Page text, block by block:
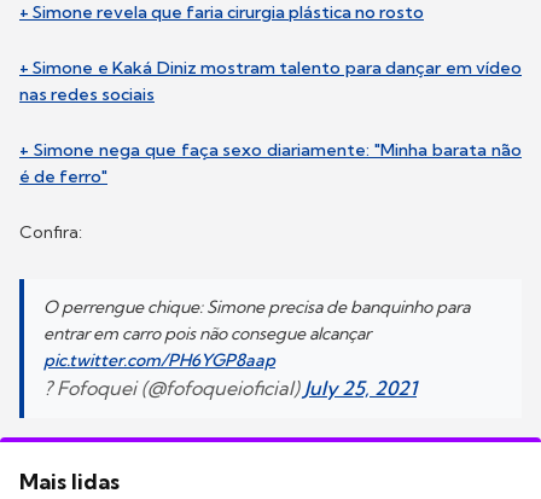
+ Simone revela que faria cirurgia plástica no rosto
+ Simone e Kaká Diniz mostram talento para dançar em vídeo
nas redes sociais
+ Simone nega que faça sexo diariamente: "Minha barata não
é de ferro"
Confira:
O perrengue chique: Simone precisa de banquinho para
entrar em carro pois não consegue alcançar
pic.twitter.com/PH6YGP8aap
? Fofoquei (@fofoqueioficial) July 25, 2021
Mais lidas